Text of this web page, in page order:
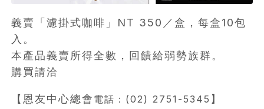
義賣「濾掛式咖啡」NT 350／盒，每盒10包
入。
本產品義賣所得全數，回饋給弱勢族群。
購買請洽
【恩友中心總會 電話：(02) 2751-5345 】